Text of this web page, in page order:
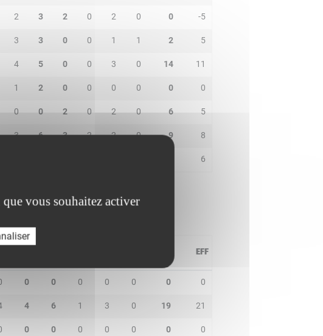
2 3 2 0 2 0 0 -5
3 3 0 0 1 1 2 5
4 5 0 0 3 0 14 11
1 2 0 0 0 0 0 0
0 0 2 0 2 0 6 5
3 6 3 2 2 0 9 8
6
EFF
0 0 0 0 0 0 0
4 6 1 3 0 19 21
0 0 0 0 0 0 0
vous souhaitez activer